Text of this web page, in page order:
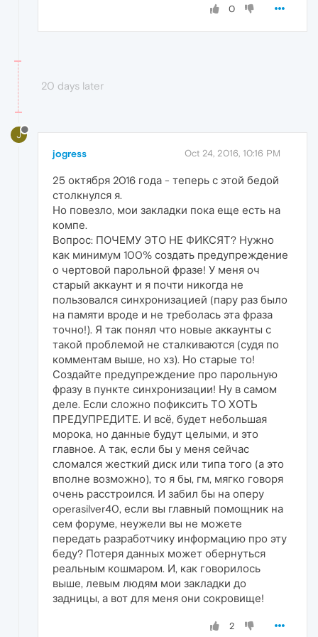
0
20 days later
J
jogress Oct 24, 2016, 10:16 PM
25 октября 2016 года - теперь с этой бедой
столкнулся я.
Но повезло, мои закладки пока еще есть на
компе.
Вопрос: ПОЧЕМУ ЭТО НЕ ФИКСЯТ? Нужно
как минимум 100% создать предупреждение
о чертовой парольной фразе! У меня оч
старый аккаунт и я почти никогда не
пользовался синхронизацией (пару раз было
на памяти вроде и не треболась эта фраза
точно!). Я так понял что новые аккаунты с
такой проблемой не сталкиваются (судя по
комментам выше, но хз). Но старые то!
Создайте предупреждение про парольную
фразу в пункте синхронизации! Ну в самом
деле. Если сложно пофиксить ТО ХОТЬ
ПРЕДУПРЕДИТЕ. И всё, будет небольшая
морока, но данные будут целыми, и это
главное. А так, если бы у меня сейчас
сломался жесткий диск или типа того (а это
вполне возможно), то я бы, гм, мягко говоря
очень расстроился. И забил бы на оперу
operasilver40, если вы главный помощник на
сем форуме, неужели вы не можете
передать разработчику информацию про эту
беду? Потеря данных может обернуться
реальным кошмаром. И, как говорилось
выше, левым людям мои закладки до
задницы, а вот для меня они сокровище!
2